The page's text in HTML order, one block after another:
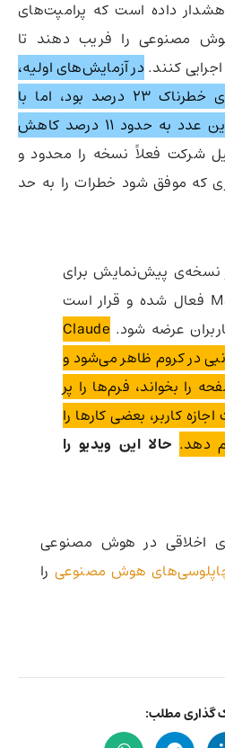
شرکت سازنده‌ی Claude هشدار داده است که پرامپت‌های
مصنوعی را فریب دهند تا
کنند. در آزمایش‌های اولیه،
میزان موفقیت پرامپت‌های خطرناک ۲۳ درصد بود، اما با
مکانیزم‌های دفاعی تازه، این عدد به حدود ۱۱ درصد کاهش
شرکت فعلاً نسخه را محدود و
که موفق شود خطرات را به حد
نسخه‌ی پیش‌نمایش برای
هزار کاربر طرح Max فعال شده و قرار است
عرضه شود. Claude
در کروم ظاهر می‌شود و
را بخواند، فرم‌ها را پر
کاربر، بعضی کارها را
دهد. حالا این ویدیو را
اخلاقی در هوش مصنوعی
هوش مصنوعی را
گذاری مطلب: